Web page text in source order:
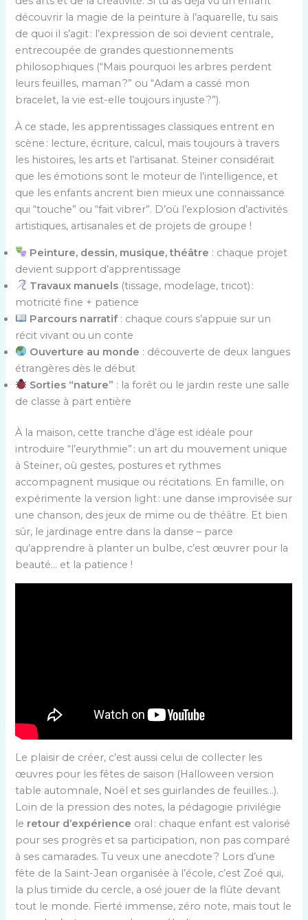
découvrir la magie de la peinture à l’aquarelle, tu sais
de quoi il s’agit : l’expression de soi devient centrale,
entrecoupée de grandes questionnements
philosophiques (“Mais pourquoi les arbres perdent
leurs feuilles, maman ?” ou “Adam a cassé mon
bracelet, la vie est-elle toujours injuste ?”).
À ce stade, les apprentissages classiques entrent en
scène : lecture, écriture, calcul, mais toujours à travers
les histoires, les arts et l’artisanat. Steiner considérait
que les émotions sont le moteur de l’intelligence, et
que les enfants ancrent bien mieux une connaissance
qui “touche” ou “fait vibrer”. D’où l’explosion d’activités
artistiques, artisanales et de projets de groupe !
Peinture, dessin, musique, théâtre : chaque projet
devient support d’apprentissage
Travaux manuels (tissage, modelage, tricot) :
motricité fine + patience
Parcours narratif: chaque cours s’appuie sur un
récit vivant ou un conte
Ouverture au monde : découverte de deux langues
étrangères dès le début
Sorties “nature” : la forêt ou le jardin reste une salle
de classe à part entière
À la maison, cette tranche d’âge est idéale pour
introduire “l’eurythmie” : un art du mouvement unique
à Steiner, où gestes, postures et rythmes
accompagnent musique ou récitations. En famille, on
expérimente la version light : une danse improvisée sur
une chanson, des jeux de mime ou de théâtre. Et bien
sûr, le jardinage entre dans la danse – parce
qu’apprendre à planter un bulbe, c’est œuvrer pour la
beauté… et la patience !
Le plaisir de créer, c’est aussi celui de collecter les
œuvres pour les fêtes de saison (Halloween version
table automnale, Noël et ses guirlandes de feuilles…).
Loin de la pression des notes, la pédagogie privilégie
le retour d’expérience oral : chaque enfant est valorisé
pour ses progrès et sa participation, non pas comparé
à ses camarades. Tu veux une anecdote ? Lors d’une
fête de la Saint-Jean organisée à l’école, c’est Zoé qui,
la plus timide du cercle, a osé jouer de la flûte devant
tout le monde. Fierté immense, zéro note, mais tout le